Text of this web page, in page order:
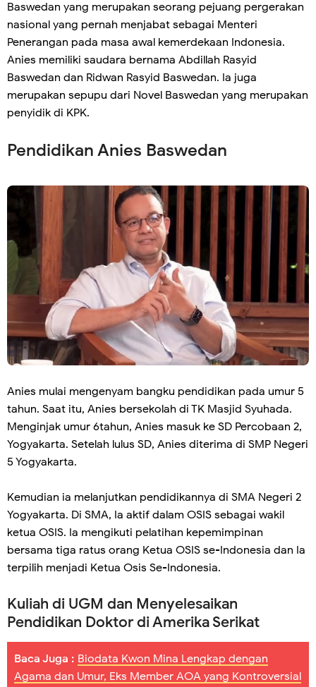
Baswedan yang merupakan seorang pejuang pergerakan
nasional yang pernah menjabat sebagai Menteri
Penerangan pada masa awal kemerdekaan Indonesia.
Anies memiliki saudara bernama Abdillah Rasyid
Baswedan dan Ridwan Rasyid Baswedan. Ia juga
merupakan sepupu dari Novel Baswedan yang merupakan
penyidik di KPK.
Pendidikan Anies Baswedan
Anies mulai mengenyam bangku pendidikan pada umur 5
tahun. Saat itu, Anies bersekolah di TK Masjid Syuhada.
Menginjak umur 6tahun, Anies masuk ke SD Percobaan 2,
Yogyakarta. Setelah lulus SD, Anies diterima di SMP Negeri
5 Yogyakarta.
Kemudian ia melanjutkan pendidikannya di SMA Negeri 2
Yogyakarta. Di SMA, Ia aktif dalam OSIS sebagai wakil
ketua OSIS. Ia mengikuti pelatihan kepemimpinan
bersama tiga ratus orang Ketua OSIS se-Indonesia dan Ia
terpilih menjadi Ketua Osis Se-Indonesia.
Kuliah di UGM dan Menyelesaikan
Pendidikan Doktor di Amerika Serikat
Baca Juga : Biodata Kwon Mina Lengkap dengan
Agama dan Umur, Eks Member AOA yang Kontroversial